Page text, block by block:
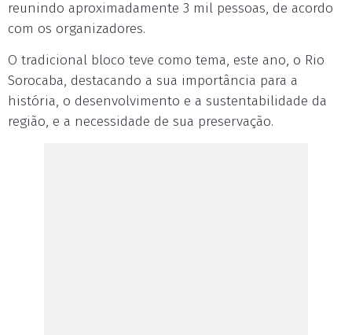
reunindo aproximadamente 3 mil pessoas, de acordo
com os organizadores.
O tradicional bloco teve como tema, este ano, o Rio
Sorocaba, destacando a sua importância para a
história, o desenvolvimento e a sustentabilidade da
região, e a necessidade de sua preservação.